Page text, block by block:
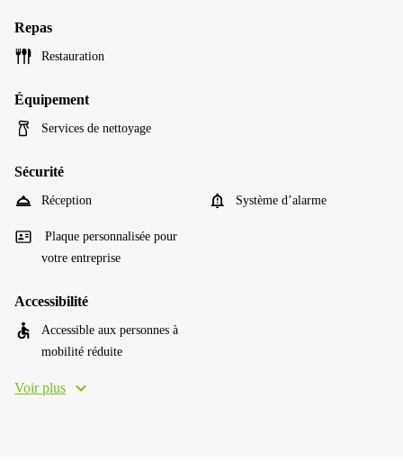
Repas
Restauration
Équipement
Services de nettoyage
Sécurité
Réception Système d’alarme
Plaque personnalisée pour
votre entreprise
Accessibilité
Accessible aux personnes à
mobilité réduite
Voir plus